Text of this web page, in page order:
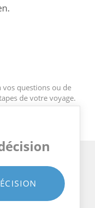
vos questions ou de
de votre voyage.